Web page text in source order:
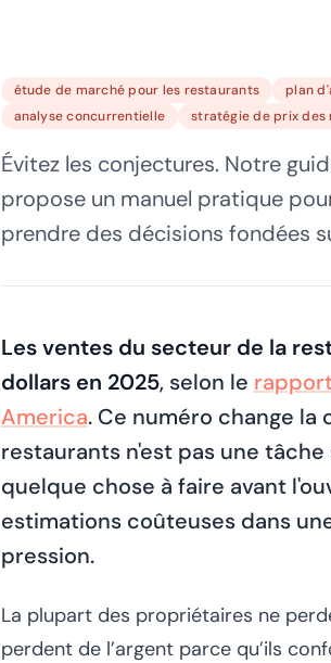
étude de marché pour les restaurants plan
analyse concurrentielle
stratégie de prix des
Évitez les conjectures. Notre
propose un manuel pratique
prendre des décisions fondées
Les ventes du secteur de la
dollars en 2025, selon le
America. Ce numéro change
restaurants n'est pas une
quelque chose à faire avant
estimations coûteuses dans
pression.
La plupart des propriétaires ne
perdent de l’argent parce qu’ils